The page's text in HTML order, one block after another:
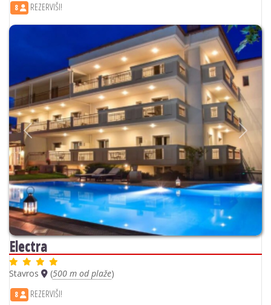
8 REZERVIŠI!
Previous Next
Electra
Stavros (500 m od plaže)
8 REZERVIŠI!